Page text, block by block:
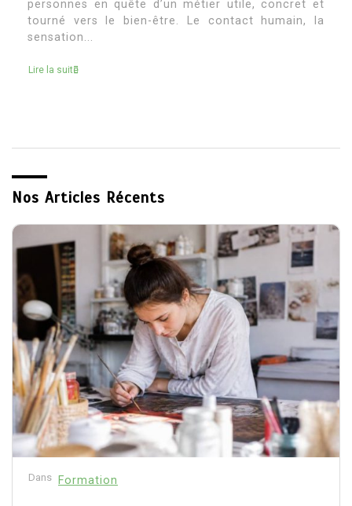
Devenir architecte d’intérieur attire souvent ceux
qui aiment à la fois la création, le concret et la
transformation des espaces. C’est un métier où
Nos Articles Récents
Dans Formation